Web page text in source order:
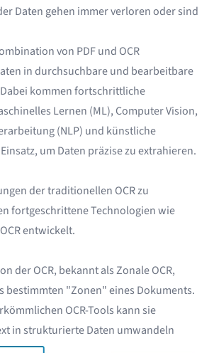
Daten gehen immer verloren oder sind
von PDF und OCR
in durchsuchbare und bearbeitbare
kommen fortschrittliche
Lernen (ML), Computer Vision,
(NLP) und künstliche
um Daten präzise zu extrahieren.
der traditionellen OCR zu
fortgeschrittene Technologien wie
entwickelt.
der OCR, bekannt als Zonale OCR,
bestimmten "Zonen" eines Dokuments.
OCR-Tools kann sie
in strukturierte Daten umwandeln